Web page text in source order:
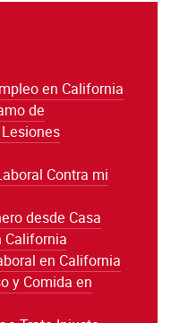
en California
de
Contra mi
desde Casa
California
en California
y Comida en